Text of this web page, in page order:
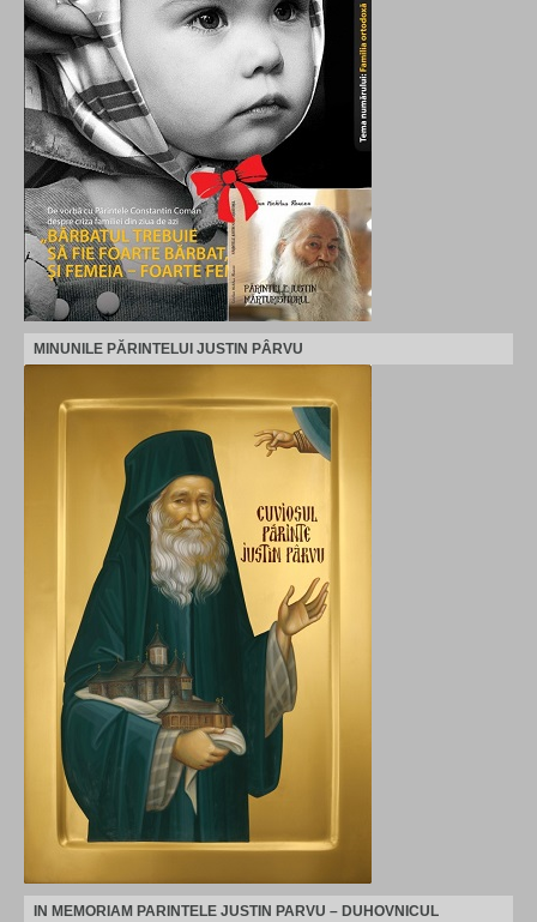
MINUNILE PĂRINTELUI JUSTIN PÂRVU
IN MEMORIAM PARINTELE JUSTIN PARVU – DUHOVNICUL